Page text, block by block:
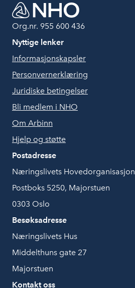
Org.nr. 955 600 436
Nyttige lenker
Informasjonskapsler
Personvernerklæring
Juridiske betingelser
Bli medlem i NHO
Om Arbinn
Hjelp og støtte
Postadresse
Næringslivets Hovedorganisasjon
Postboks 5250, Majorstuen
0303 Oslo
Besøksadresse
Næringslivets Hus
Middelthuns gate 27
Majorstuen
Kontakt oss